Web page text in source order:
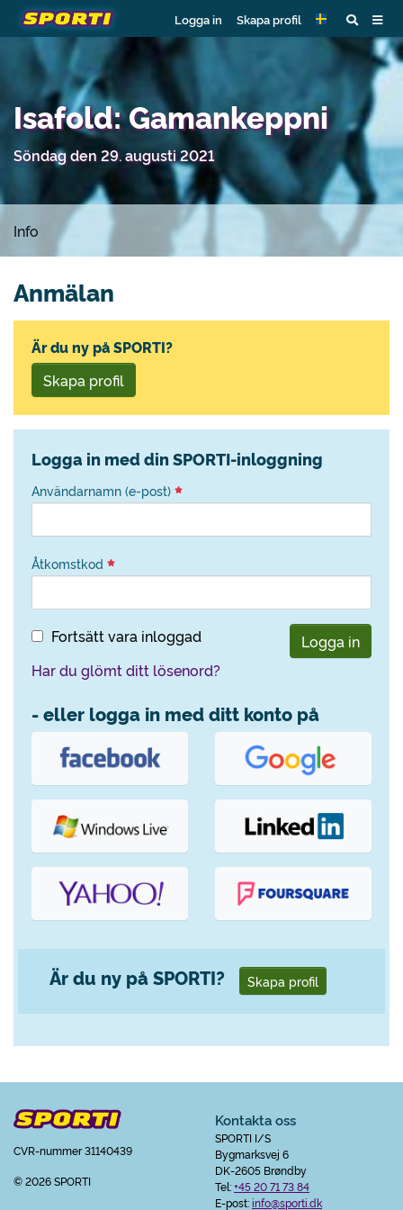
Logga in Skapa profil
Isafold: Gamankeppni
Söndag den 29. augusti 2021
Info
Anmälan
Är du ny på SPORTI?
Skapa profil
Logga in med din SPORTI-inloggning
Användarnamn (e-post)
Åtkomstkod
Fortsätt vara inloggad
Logga in
Har du glömt ditt lösenord?
- eller logga in med ditt konto på
Är du ny på SPORTI? Skapa profil
CVR-nummer 31140439
© 2026 SPORTI
Kontakta oss
SPORTI I/S
Bygmarksvej 6
DK-2605 Brøndby
Tel:+45 20 71 73 84
E-post:info@sporti.dk